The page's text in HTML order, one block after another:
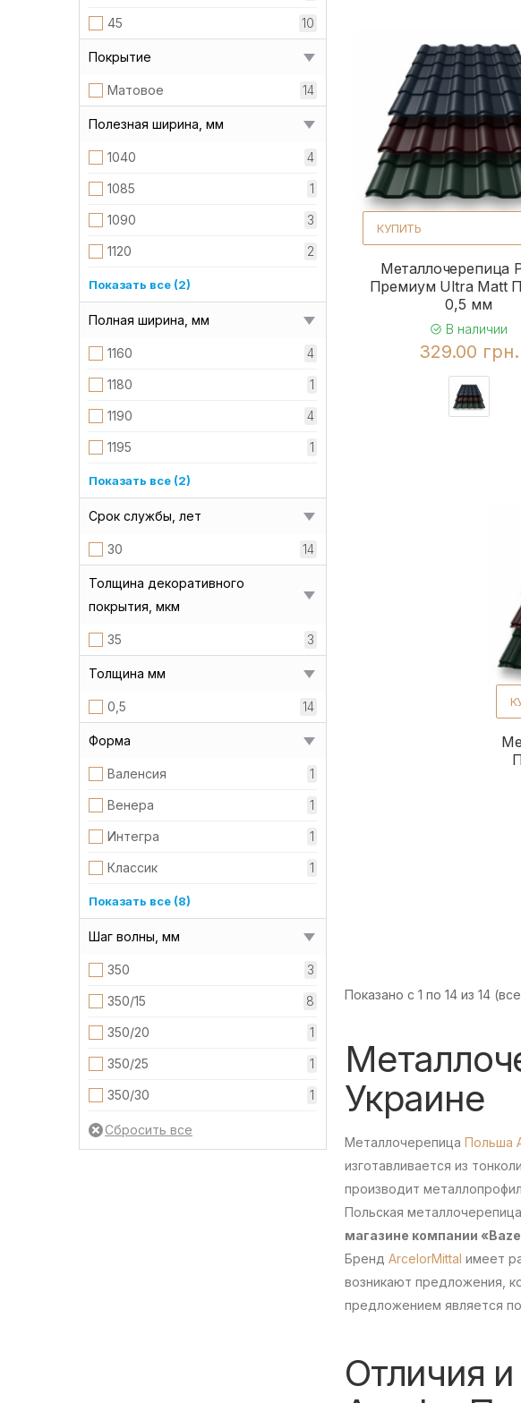
45 10
Покрытие
Матовое 14
Полезная ширина, мм
1040 4
1085 1
1090 3
1120 2
1130
3
Показать все (2)
Полная ширина, мм
1160 4
1180 1
1190 4
1195 1
1200
2
Показать все (2)
Срок службы, лет
30 14
Толщина декоративного
покрытия, мкм
35 3
Толщина мм
0,5 14
Форма
Валенсия 1
Венера 1
Интегра 1
Классик 1
Мадера
1
Модерн 1
Монтеррей 1
Опал 1
Престиж 3
Ретро 1
Показать все (8)
Шаг волны, мм
350 3
350/15 8
350/20 1
350/25 1
350/30 1
КУПИТЬ
Металлочерепица
Премиум Ultra Matt
0,5 мм
В наличии
329.00 грн.
Показано с 1 по 14 из 14
Украине
Металлочерепица Польша
изготавливается из
производит
Польская
магазине компании
Бренд ArcelorMittal имеет
возникают предложения,
предложением является
Отличия